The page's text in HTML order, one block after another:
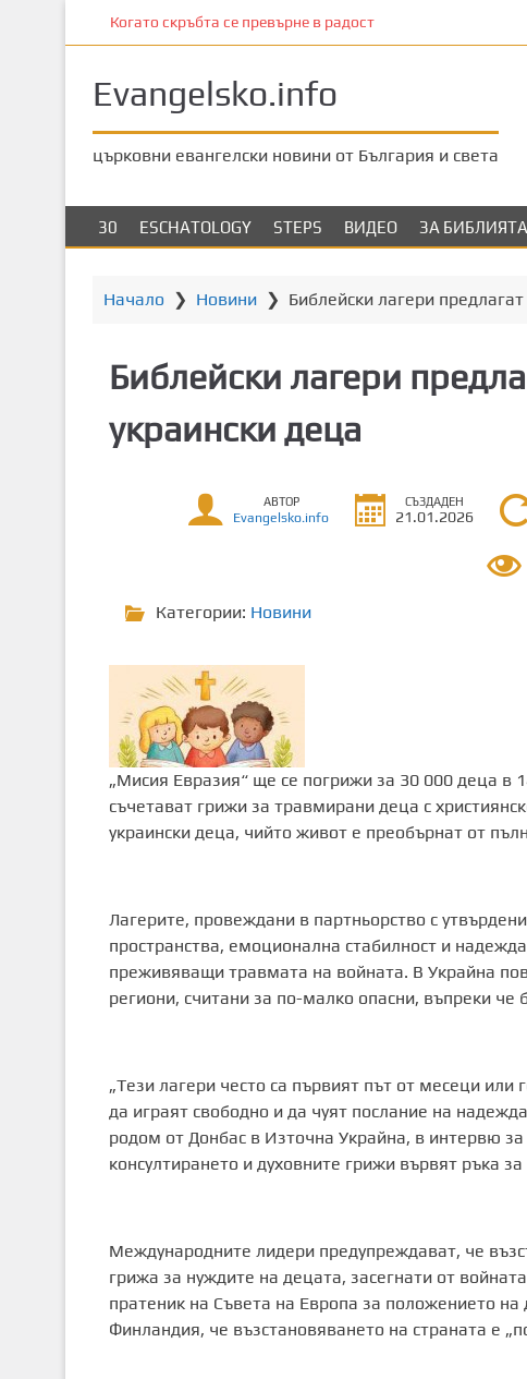
к
Когато скръбта се превърне в радост
Evangelsko.info
църковни евангелски новини от България и света
30 ESCHATOLOGY STEPS ВИДЕО ЗА БИБЛИЯТА
Начало ❯ Новини❯ Библейски лагери
Библейски лагери
украински деца
АВТОР
Evangelsko.info
СЪЗДАДЕН
21.01.2026
Категории: Новини
„Мисия Евразия“ ще се погрижи за 30 000 деца в
съчетават грижи за травмирани деца с
украински деца, чийто живот е преобърнат от
Лагерите, провеждани в партньорство с
пространства, емоционална стабилност и
преживяващи травмата на войната. В Украйна
региони, считани за по-малко опасни, въпреки
„Тези лагери често са първият път от месеци или
да играят свободно и да чуят послание на
родом от Донбас в Източна Украйна, в интервю
консултирането и духовните грижи вървят ръка за
Международните лидери предупреждават, че
грижа за нуждите на децата, засегнати от
пратеник на Съвета на Европа за положението
Финландия, че възстановяването на страната е